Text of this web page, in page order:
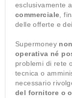
esclusivamente
commerciale ,
delle offerte e
Supermoney
operativa né
problemi di rete
tecnica o
necessario
del fornitore o